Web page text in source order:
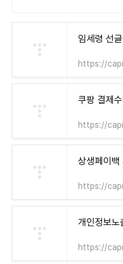
https://
https://
https://
https://